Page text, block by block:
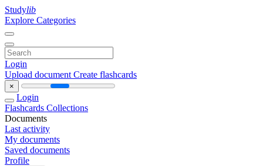
Studylib
Explore Categories
Login
Upload document Create flashcards
×
Login
Flashcards Collections
Documents
Last activity
My documents
Saved documents
Profile